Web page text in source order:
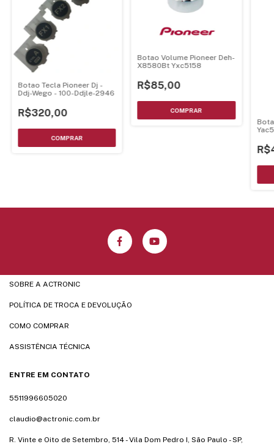
Botao Tecla Pioneer Dj -
Ddj-Wego - 100-Ddjle-2946
R$320,00
Botao Volume Pioneer Deh-
X8580Bt Yxc5158
R$85,00
SOBRE A ACTRONIC
POLÍTICA DE TROCA E DEVOLUÇÃO
COMO COMPRAR
ASSISTÊNCIA TÉCNICA
ENTRE EM CONTATO
5511996605020
claudio@actronic.com.br
R. Vinte e Oito de Setembro, 514 - Vila Dom Pedro I, São Paulo - SP,